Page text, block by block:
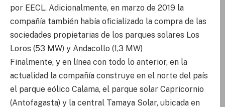
por EECL. Adicionalmente, en marzo de 2019 la
compañía también había oficializado la compra de las
sociedades propietarias de los parques solares Los
Loros (53 MW) y Andacollo (1,3 MW)
Finalmente, y en línea con todo lo anterior, en la
actualidad la compañía construye en el norte del país
el parque eólico Calama, el parque solar Capricornio
(Antofagasta) y la central Tamaya Solar, ubicada en